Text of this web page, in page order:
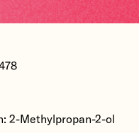
2-Methylpropan-2-ol